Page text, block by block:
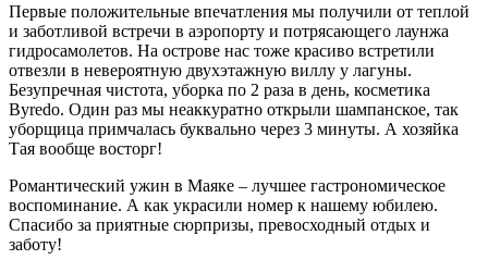
Первые положительные впечатления мы получили от теплой
и заботливой встречи в аэропорту и потрясающего лаунжа
гидросамолетов. На острове нас тоже красиво встретили
отвезли в невероятную двухэтажную виллу у лагуны.
Безупречная чистота, уборка по 2 раза в день, косметика
Byredo. Один раз мы неаккуратно открыли шампанское, так
уборщица примчалась буквально через 3 минуты. А хозяйка
Тая вообще восторг!
Романтический ужин в Маяке – лучшее гастрономическое
воспоминание. А как украсили номер к нашему юбилею.
Спасибо за приятные сюрпризы, превосходный отдых и
заботу!